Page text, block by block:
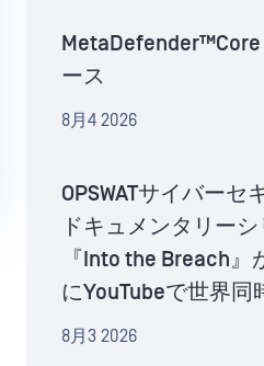
MetaDefender™Core
ース
8月4 2026
OPSWATサイバーセ
ドキュメンタリー
『Into the Breach』
にYouTubeで世界同
8月3 2026